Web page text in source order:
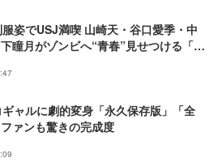
姿でUSJ満喫 山崎天・谷口愛季・中
瞳月がゾンビへ“青春”見せつける「無
ャルに劇的変身「永久保存版」「全
ァンも驚きの完成度